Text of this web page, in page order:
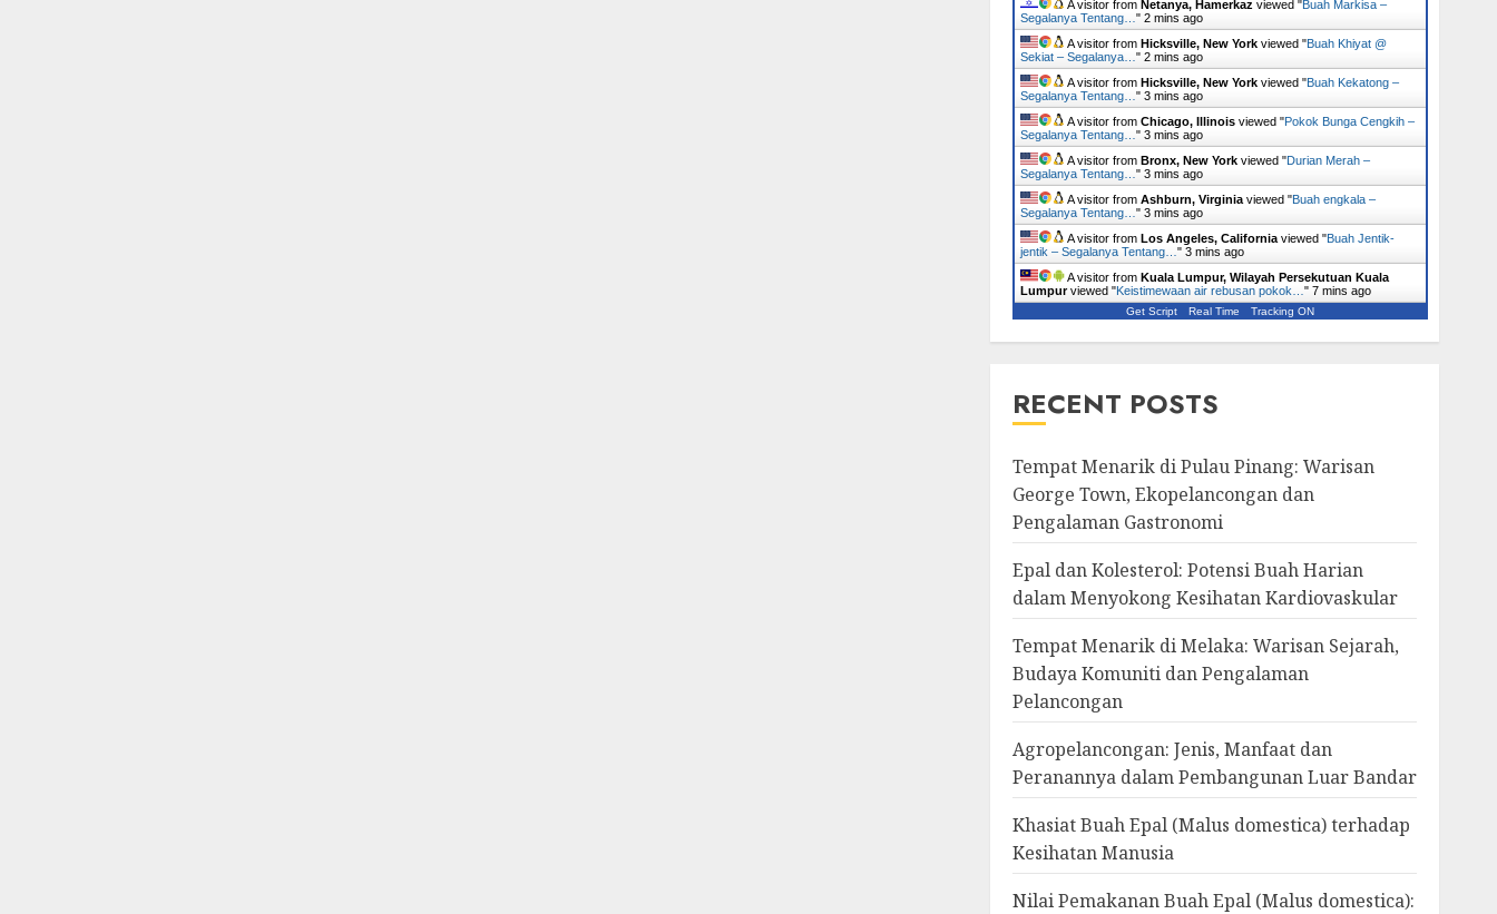
A visitor from Netanya, Hamerkaz viewed "Buah Markisa –
Segalanya Tentang… " 2 mins ago
A visitor from Hicksville, New Yorkviewed "Buah Khiyat @
Sekiat – Segalanya… " 2 mins ago
A visitor from Hicksville, New Yorkviewed "Buah Kekatong –
Segalanya Tentang… " 3 mins ago
A visitor from Chicago, Illinoisviewed "Pokok Bunga Cengkih –
Segalanya Tentang… " 3 mins ago
A visitor from Bronx, New Yorkviewed "Durian Merah –
Segalanya Tentang… " 3 mins ago
A visitor from Ashburn, Virginiaviewed "Buah engkala –
Segalanya Tentang… " 3 mins ago
A visitor from Los Angeles, Californiaviewed "Buah Jentik-
jentik – Segalanya Tentang… " 3 mins ago
A visitor from Kuala Lumpur, Wilayah Persekutuan Kuala
Lumpurviewed "Keistimewaan air rebusan pokok… " 7 mins ago
Get Script Real Time Tracking ON
RECENT POSTS
Tempat Menarik di Pulau Pinang: Warisan
George Town, Ekopelancongan dan
Pengalaman Gastronomi
Epal dan Kolesterol: Potensi Buah Harian
dalam Menyokong Kesihatan Kardiovaskular
Tempat Menarik di Melaka: Warisan Sejarah,
Budaya Komuniti dan Pengalaman
Pelancongan
Agropelancongan: Jenis, Manfaat dan
Peranannya dalam Pembangunan Luar Bandar
Khasiat Buah Epal (Malus domestica) terhadap
Kesihatan Manusia
Nilai Pemakanan Buah Epal (Malus domestica):